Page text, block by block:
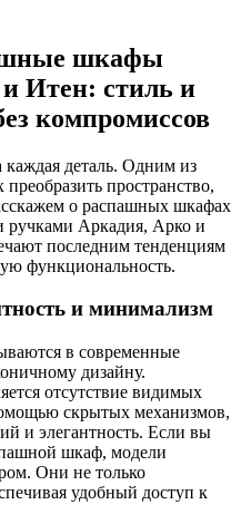
шкафы
Итен: стиль и
компромиссов
деталь. Одним из
пространство,
о распашных шкафах
ручками Аркадия, Арко и
последним тенденциям
функциональность.
и минимализм
в современные
дизайну.
отсутствие видимых
скрытых механизмов,
и элегантность. Если вы
шкаф, модели
Они не только
удобный доступ к